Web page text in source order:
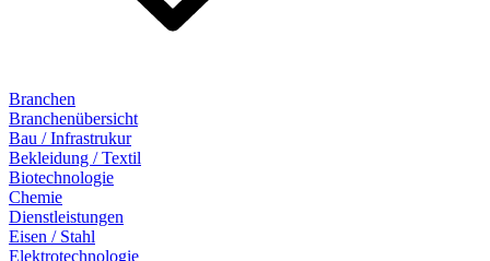
Branchen
Branchenübersicht
Bau / Infrastrukur
Bekleidung / Textil
Biotechnologie
Chemie
Dienstleistungen
Eisen / Stahl
Elektrotechnologie